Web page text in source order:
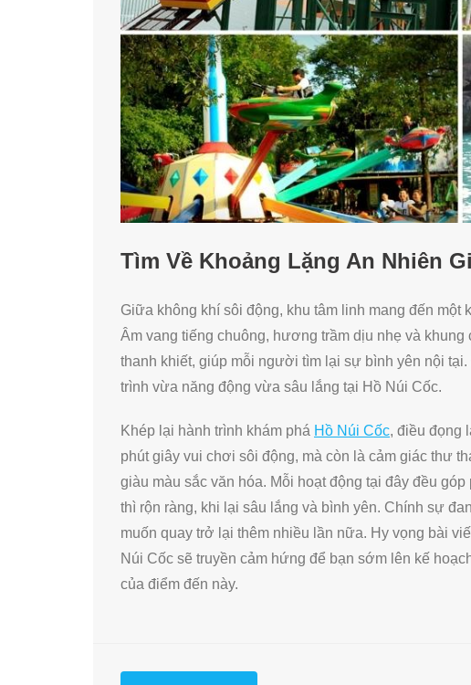
Tìm Về Khoảng Lặng An Nhiên
Giữa không khí sôi động, khu tâm linh mang đến một
Âm vang tiếng chuông, hương trầm dịu nhẹ và
thanh khiết, giúp mỗi người tìm lại sự bình yên nội
trình vừa năng động vừa sâu lắng tại Hồ Núi Cốc.
Khép lại hành trình khám phá Hồ Núi Cốc, điều đọng
phút giây vui chơi sôi động, mà còn là cảm giác thư
giàu màu sắc văn hóa. Mỗi hoạt động tại đây đều
thì rộn ràng, khi lại sâu lắng và bình yên. Chính sự
muốn quay trở lại thêm nhiều lần nữa. Hy vọng bài
Núi Cốc sẽ truyền cảm hứng để bạn sớm lên kế
của điểm đến này.